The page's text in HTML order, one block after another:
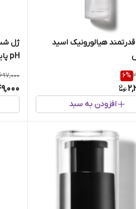
هیالورونیک اسید
6%
افزودن به سبد
ژل
pH پایین